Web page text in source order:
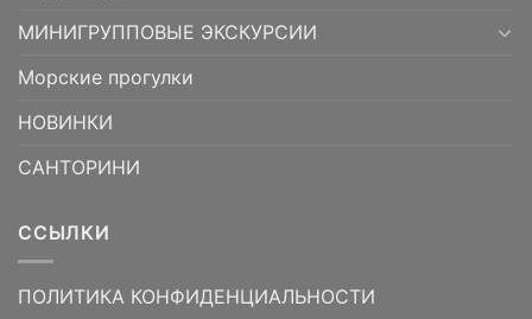
МИНИГРУППОВЫЕ ЭКСКУРСИИ
Морские прогулки
НОВИНКИ
САНТОРИНИ
ССЫЛКИ
ПОЛИТИКА КОНФИДЕНЦИАЛЬНОСТИ